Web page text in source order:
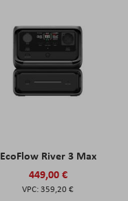
EcoFlow River 3 Max
449,00 €
359,20 €